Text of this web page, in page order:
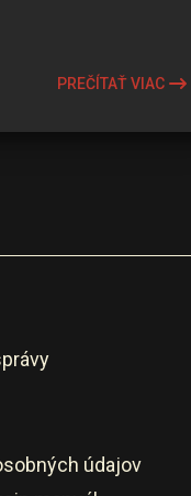
PREČÍTAŤ VIAC
údajov